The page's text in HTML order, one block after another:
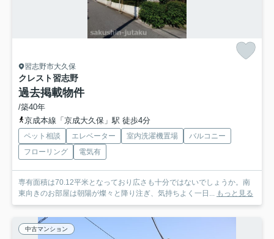
習志野市大久保
クレスト習志野
過去掲載物件
/築40年
京成本線「京成大久保」駅 徒歩4分
ペット相談 エレベーター 室内洗濯機置場
バルコニー
フローリング
電気有
専有面積は70.12平米となっており広さも十分ではないでしょうか。南
東向きのお部屋は朝陽が燦々と降り注ぎ、気持ちよく一日... もっと見る
中古マンション